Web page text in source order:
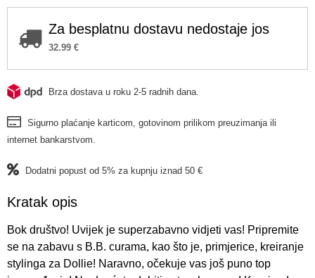
Za besplatnu dostavu nedostaje jos
32.99 €
Brza dostava u roku 2-5 radnih dana.
Sigurno plaćanje karticom, gotovinom prilikom preuzimanja ili
internet bankarstvom.
Dodatni popust od 5% za kupnju iznad 50 €
Kratak opis
Bok društvo! Uvijek je superzabavno vidjeti vas! Pripremite
se na zabavu s B.B. curama, kao što je, primjerice, kreiranje
stylinga za Dollie! Naravno, očekuje vas još puno top